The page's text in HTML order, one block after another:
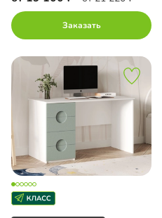
Заказать